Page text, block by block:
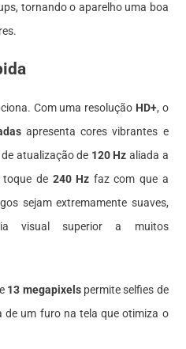
tornando o aparelho uma boa
Com uma resolução HD+, o
apresenta cores vibrantes e
atualização de 120 Hz aliada a
de 240 Hz faz com que a
sejam extremamente suaves,
visual superior a muitos
13 megapixelspermite selfies de
de um furo na tela que otimiza o